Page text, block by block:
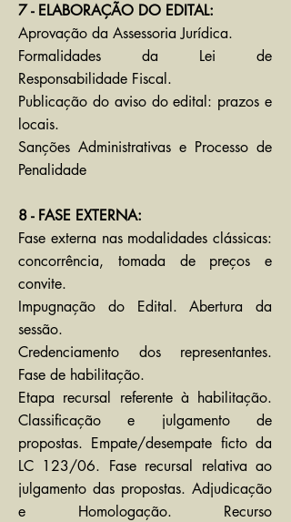
7 - ELABORAÇÃO DO EDITAL:
Aprovação da Assessoria Jurídica.
Formalidades da Lei de
Responsabilidade Fiscal.
Publicação do aviso do edital: prazos e
locais.
Sanções Administrativas e Processo de
Penalidade
8 - FASE EXTERNA:
Fase externa nas modalidades clássicas:
concorrência, tomada de preços e
convite.
Impugnação do Edital. Abertura da
sessão.
Credenciamento dos representantes.
Fase de habilitação.
Etapa recursal referente à habilitação.
Classificação e julgamento de
propostas. Empate/desempate ficto da
LC 123/06. Fase recursal relativa ao
julgamento das propostas. Adjudicação
e Homologação. Recurso